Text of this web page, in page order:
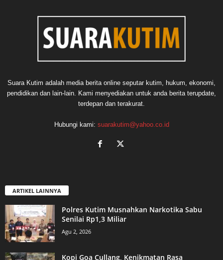
Suara Kutim adalah media berita online seputar kutim, hukum, ekonomi,
pendidikan dan lain-lain. Kami menyediakan untuk anda berita terupdate,
terdepan dan terakurat.
Hubungi kami: suarakutim@yahoo.co.id
ARTIKEL LAINNYA
Polres Kutim Musnahkan Narkotika Sabu
Senilai Rp1,3 Miliar
Agu 2, 2026
Kopi Goa Cullang, Kenikmatan Rasa